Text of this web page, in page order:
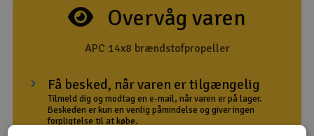
Radio udstyr
Scooter & elkøretøj
Overvåg varen
APC 14x8 brændstofpropeller
Få besked, når varen er tilgængelig
Tilmeld dig og modtag en e-mail, når varen er på lager.
Beskeden er kun en venlig påmindelse og giver ingen
forpligtelse til at købe.